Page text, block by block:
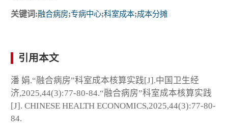
关键词:融合病房;专病中心;科室成本;成本分摊
引用本文
潘 娟.“融合病房”科室成本核算实践[J].中国卫生经
济,2025,44(3):77-80-84.“融合病房”科室成本核算实践
[J]. CHINESE HEALTH ECONOMICS,2025,44(3):77-80-
84.